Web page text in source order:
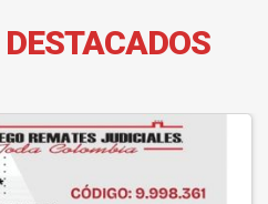
DESTACADOS